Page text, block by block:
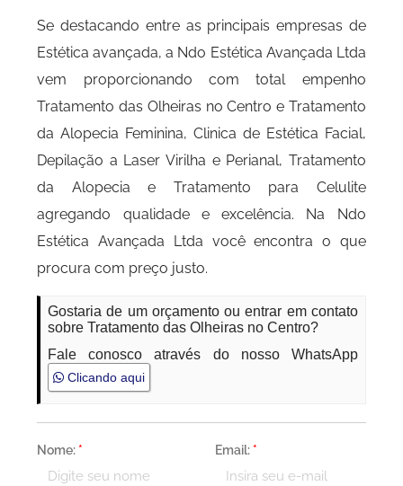
Se destacando entre as principais empresas de
Estética avançada, a Ndo Estética Avançada Ltda
vem proporcionando com total empenho
Tratamento das Olheiras no Centro e Tratamento
da Alopecia Feminina, Clinica de Estética Facial,
Depilação a Laser Virilha e Perianal, Tratamento
da Alopecia e Tratamento para Celulite
agregando qualidade e excelência. Na Ndo
Estética Avançada Ltda você encontra o que
procura com preço justo.
Gostaria de um orçamento ou entrar em contato
sobre Tratamento das Olheiras no Centro?
Fale conosco através do nosso WhatsApp
Clicando aqui
Nome: * Email: *